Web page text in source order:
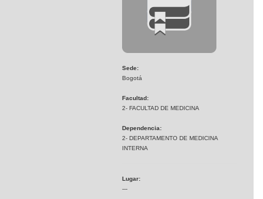
Sede:
Bogotá
Facultad:
2- FACULTAD DE MEDICINA
Dependencia:
2- DEPARTAMENTO DE MEDICINA
INTERNA
Lugar:
---